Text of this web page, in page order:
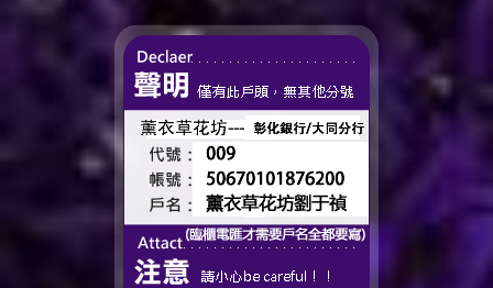
時間、一起熬過的日常，到